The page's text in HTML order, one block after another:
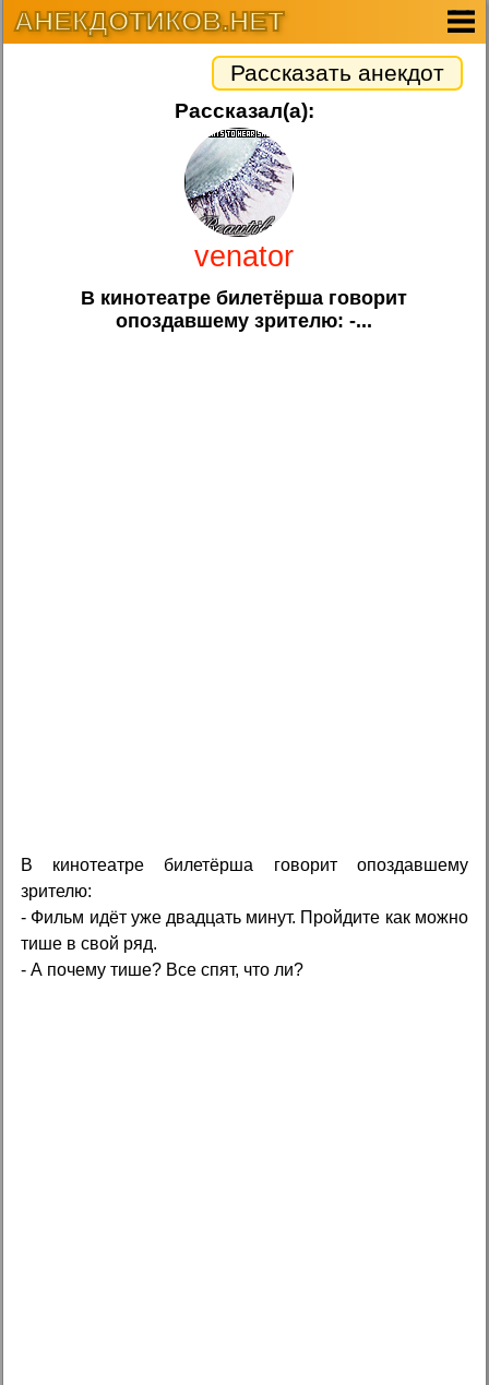
АНЕКДОТИКОВ.НЕТ
Рассказать анекдот
Рассказал(а):
venator
В кинотеатре билетёрша говорит
опоздавшему зрителю: -...
В кинотеатре билетёрша говорит опоздавшему
зрителю:
- Фильм идёт уже двадцать минут. Пройдите как можно
тише в свой ряд.
- А почему тише? Все спят, что ли?